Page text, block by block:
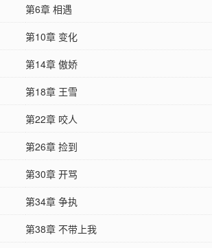
第6章 相遇
第10章 变化
第14章 傲娇
第18章 王雪
第22章 咬人
第26章 捡到
第30章 开骂
第34章 争执
第38章 不带上我